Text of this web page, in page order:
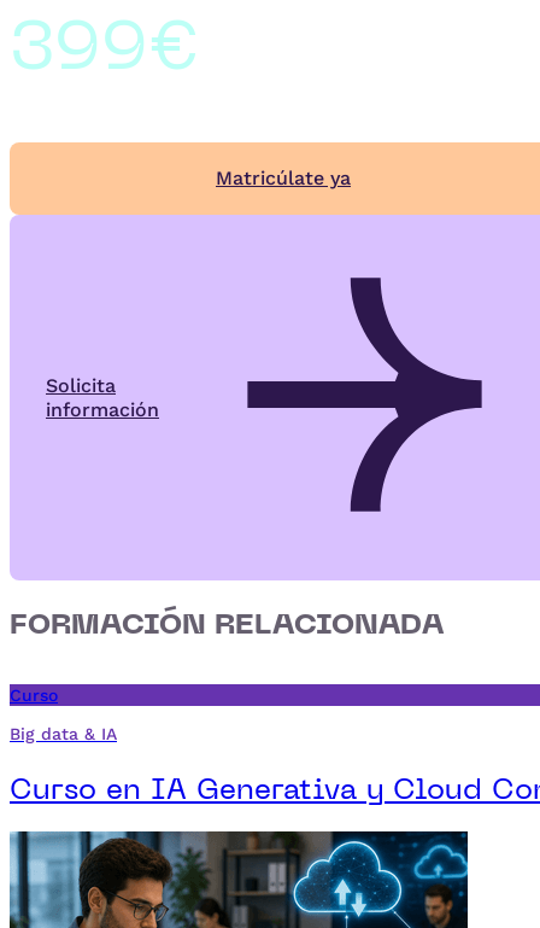
399€
Matricúlate ya
Solicita
información
FORMACIÓN RELACIONADA
Curso
Big data & IA
Curso en IA Generativa y Cloud